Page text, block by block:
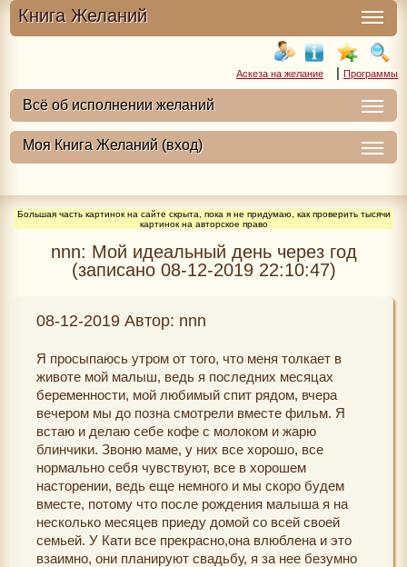
Книга Желаний
Аскеза на желание | Программы
Большая часть картинок на сайте скрыта, пока я не придумаю, как проверить тысячи
картинок на авторское право
nnn: Мой идеальный день через год
(записано 08-12-2019 22:10:47)
08-12-2019 Автор: nnn
Я просыпаюсь утром от того, что меня толкает в
животе мой малыш, ведь я последних месяцах
беременности, мой любимый спит рядом, вчера
вечером мы до позна смотрели вместе фильм. Я
встаю и делаю себе кофе с молоком и жарю
блинчики. Звоню маме, у них все хорошо, все
нормально себя чувствуют, все в хорошем
насторении, ведь еще немного и мы скоро будем
вместе, потому что после рождения малыша я на
несколько месяцев приеду домой со всей своей
семьей. У Кати все прекрасно,она влюблена и это
взаимно, они планируют свадьбу, я за нее безумно